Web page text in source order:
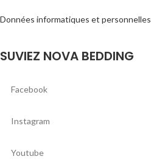
Données informatiques et personnelles
SUVIEZ NOVA BEDDING
Facebook
Instagram
Youtube